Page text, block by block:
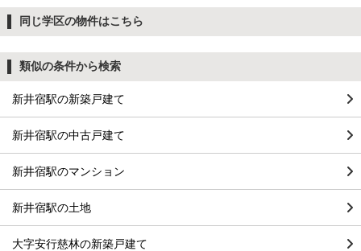
同じ学区の物件はこちら
類似の条件から検索
新井宿駅の新築戸建て
新井宿駅の中古戸建て
新井宿駅のマンション
新井宿駅の土地
大字安行慈林の新築戸建て